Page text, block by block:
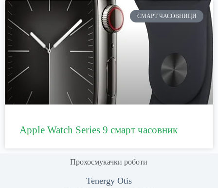
СМАРТ ЧАСОВНИЦИ
Apple Watch Series 9 смарт часовник
Прохосмукачки роботи
Tenergy Otis